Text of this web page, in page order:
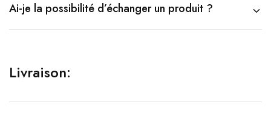
Ai-je la possibilité d’échanger un produit ?
Livraison: